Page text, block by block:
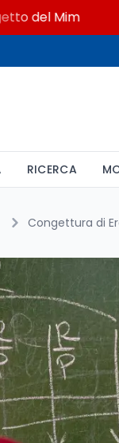
RICERCA